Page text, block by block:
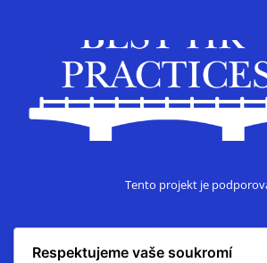
Tento projekt je
Respektujeme vaše soukromí